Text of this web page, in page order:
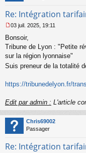
Re: Intégration
e
s
s
g
n
n
l
u
03 juil. 2025, 19:11
Bonsoir,
Tribune de Lyon : "Petite
sur la région lyonnaise"
Suis preneur de la totalité
https://tribunedelyon.fr/
Edit par admin : L'article
Chris69002
Passager
Re: Intégration